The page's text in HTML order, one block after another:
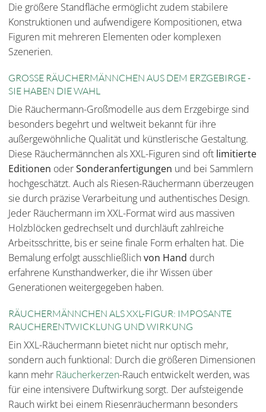
Die größere Standfläche ermöglicht zudem stabilere
Konstruktionen und aufwendigere Kompositionen, etwa
Figuren mit mehreren Elementen oder komplexen
Szenerien.
GROSSE RÄUCHERMÄNNCHEN AUS DEM ERZGEBIRGE - S
IE HABEN DIE WAHL
Die Räuchermann-Großmodelle aus dem Erzgebirge sind
besonders begehrt und weltweit bekannt für ihre
außergewöhnliche Qualität und künstlerische Gestaltung.
Diese Räuchermännchen als XXL-Figuren sind oft limitierte
Editionen oderSonderanfertigungen und bei Sammlern
hochgeschätzt. Auch als Riesen-Räuchermann überzeugen
sie durch präzise Verarbeitung und authentisches Design.
Jeder Räuchermann im XXL-Format wird aus massiven
Holzblöcken gedrechselt und durchläuft zahlreiche
Arbeitsschritte, bis er seine finale Form erhalten hat. Die
Bemalung erfolgt ausschließlichvon Hand durch
erfahrene Kunsthandwerker, die ihr Wissen über
Generationen weitergegeben haben.
RÄUCHERMÄNNCHEN ALS XXL-FIGUR: IMPOSANTE
RAUCHERENTWICKLUNG UND WIRKUNG
Ein XXL-Räuchermann bietet nicht nur optisch mehr,
sondern auch funktional: Durch die größeren Dimensionen
kann mehr Räucherkerzen-Rauch entwickelt werden, was
für eine intensivere Duftwirkung sorgt. Der aufsteigende
Rauch wirkt bei einem Riesenräuchermann besonders